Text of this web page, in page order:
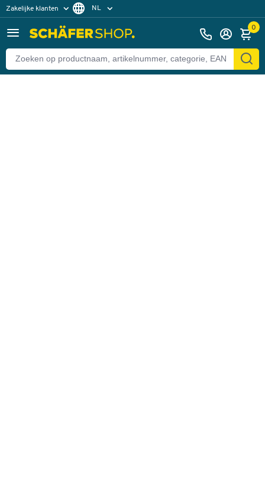
Zakelijke klanten
Particuliere klanten
NL
0
Terug